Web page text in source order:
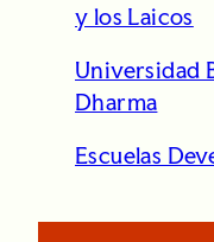
y los Laicos
Universidad
Dharma
Escuelas